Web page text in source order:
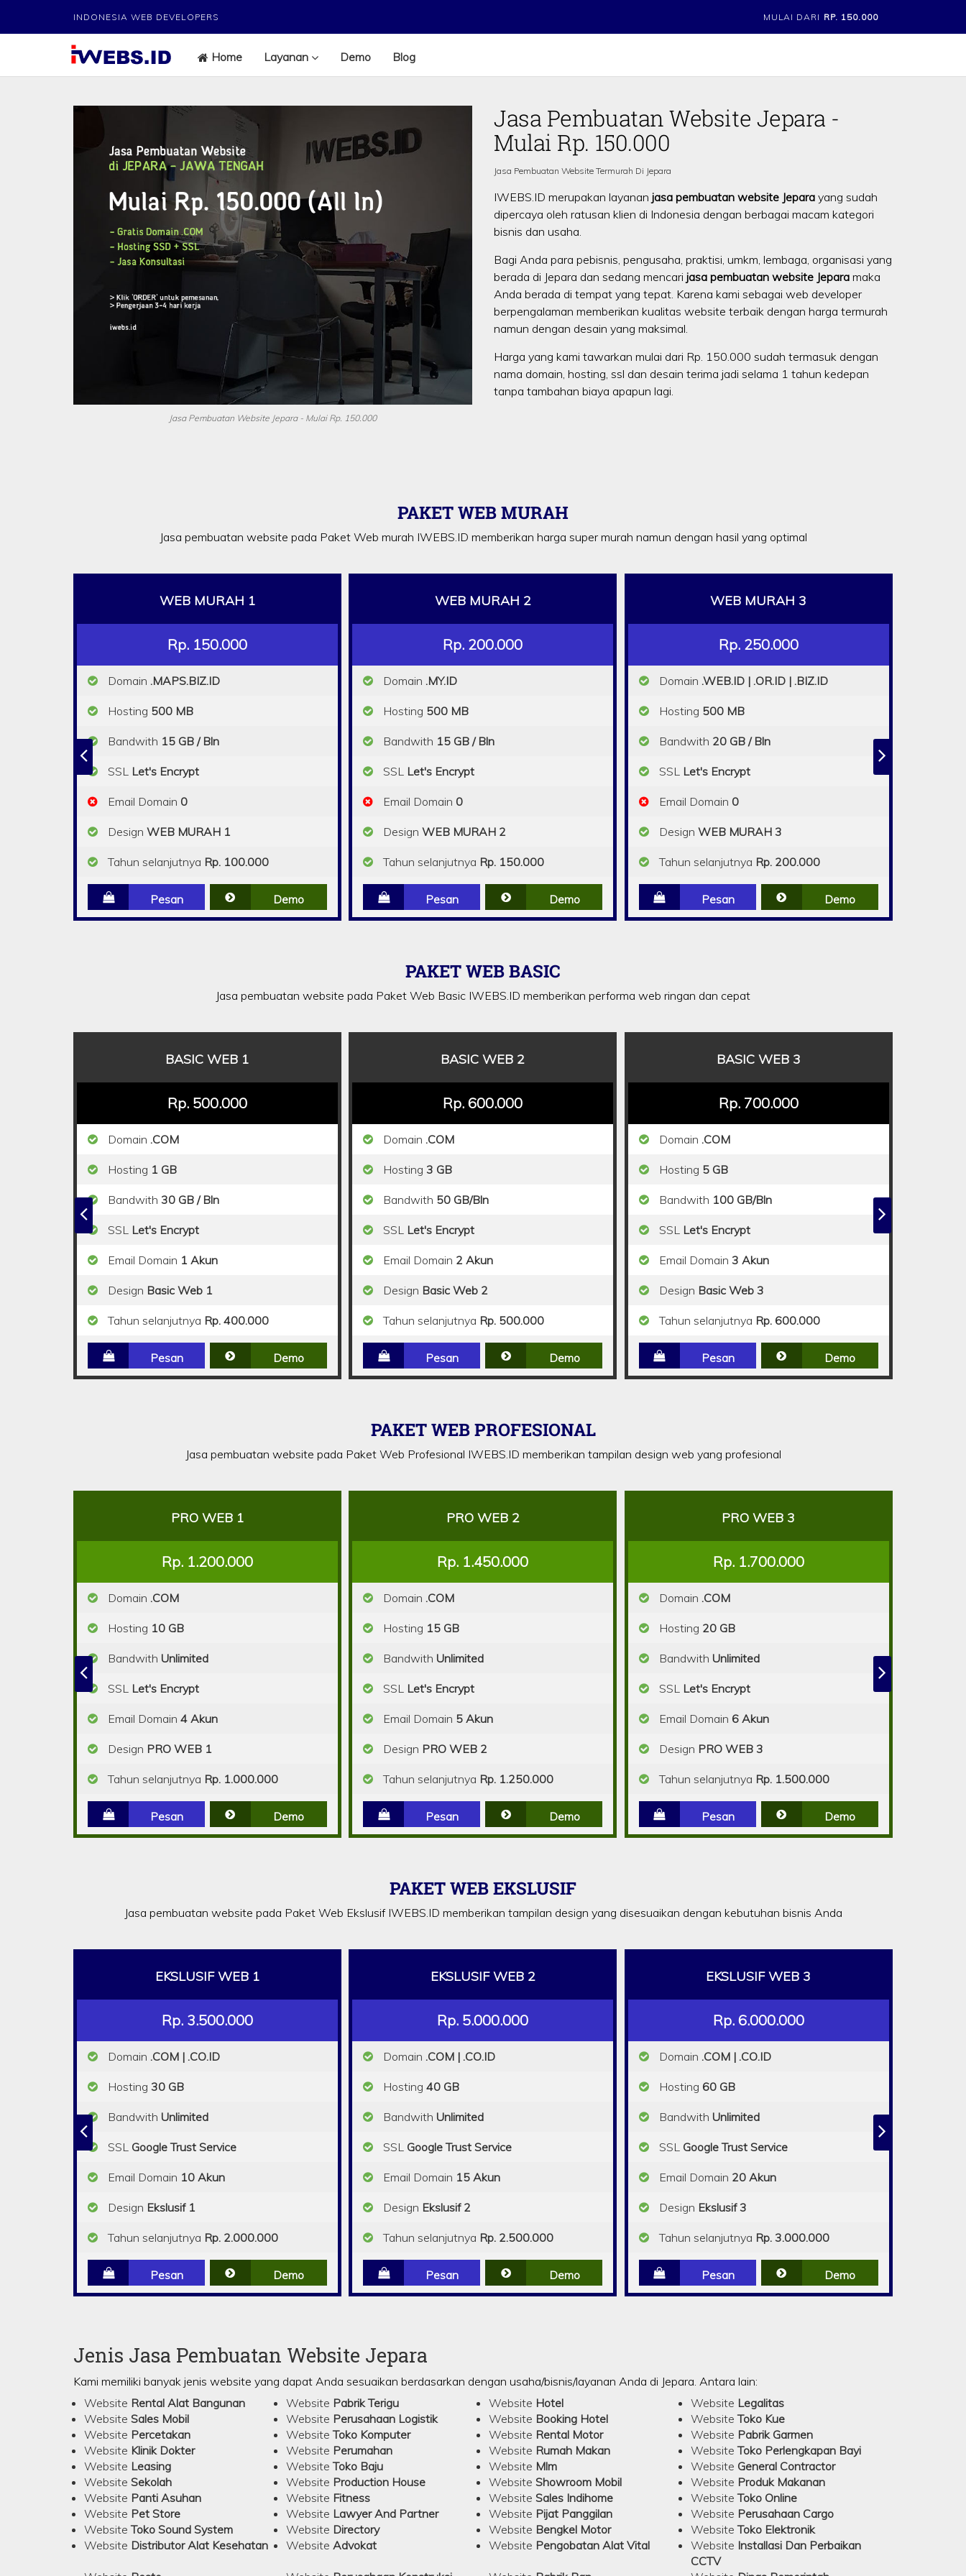
INDONESIA WEB DEVELOPERS MULAI DARI RP. 150.000
Home Layanan Demo Blog
Jasa Pembuatan Website Jepara - Mulai Rp. 150.000
Jasa Pembuatan Website Jepara -
Mulai Rp. 150.000
Jasa Pembuatan Website Termurah Di Jepara
IWEBS.ID merupakan layanan jasa pembuatan website Jepara yang sudah
dipercaya oleh ratusan klien di Indonesia dengan berbagai macam kategori
bisnis dan usaha.
Bagi Anda para pebisnis, pengusaha, praktisi, umkm, lembaga, organisasi yang
berada di Jepara dan sedang mencari jasa pembuatan website Jepara maka
Anda berada di tempat yang tepat. Karena kami sebagai web developer
berpengalaman memberikan kualitas website terbaik dengan harga termurah
namun dengan desain yang maksimal.
Harga yang kami tawarkan mulai dari Rp. 150.000 sudah termasuk dengan
nama domain, hosting, ssl dan desain terima jadi selama 1 tahun kedepan
tanpa tambahan biaya apapun lagi.
PAKET WEB MURAH
Jasa pembuatan website pada Paket Web murah IWEBS.ID memberikan harga super murah namun dengan hasil yang optimal
WEB MURAH 1
Rp. 150.000
Domain .MAPS.BIZ.ID
Hosting 500 MB
Bandwith 15 GB / Bln
SSL Let's Encrypt
Email Domain 0
Design WEB MURAH 1
Tahun selanjutnya Rp. 100.000
Pesan Demo
WEB MURAH 2
Rp. 200.000
Domain .MY.ID
Hosting 500 MB
Bandwith 15 GB / Bln
SSL Let's Encrypt
Email Domain 0
DesignWEB MURAH 2
Tahun selanjutnya Rp. 150.000
Pesan Demo
WEB MURAH 3
Rp. 250.000
Domain .WEB.ID | .OR.ID | .BIZ.ID
Hosting 500 MB
Bandwith 20 GB / Bln
SSL Let's Encrypt
Email Domain 0
Design WEB MURAH 3
Tahun selanjutnya Rp. 200.000
Pesan Demo
PAKET WEB BASIC
Jasa pembuatan website pada Paket Web Basic IWEBS.ID memberikan performa web ringan dan cepat
BASIC WEB 1
Rp. 500.000
Domain .COM
Hosting 1 GB
Bandwith 30 GB / Bln
SSL Let's Encrypt
Email Domain 1 Akun
Design Basic Web 1
Tahun selanjutnya Rp. 400.000
Pesan Demo
BASIC WEB 2
Rp. 600.000
Domain .COM
Hosting 3 GB
Bandwith 50 GB/Bln
SSL Let's Encrypt
Email Domain 2 Akun
Design Basic Web 2
Tahun selanjutnya Rp. 500.000
Pesan Demo
BASIC WEB 3
Rp. 700.000
Domain .COM
Hosting 5 GB
Bandwith 100 GB/Bln
SSL Let's Encrypt
Email Domain 3 Akun
Design Basic Web 3
Tahun selanjutnya Rp. 600.000
Pesan Demo
PAKET WEB PROFESIONAL
Jasa pembuatan website pada Paket Web Profesional IWEBS.ID memberikan tampilan design web yang profesional
PRO WEB 1
Rp. 1.200.000
Domain .COM
Hosting 10 GB
Bandwith Unlimited
SSL Let's Encrypt
Email Domain 4 Akun
Design PRO WEB 1
Tahun selanjutnya Rp. 1.000.000
Pesan Demo
PRO WEB 2
Rp. 1.450.000
Domain .COM
Hosting 15 GB
Bandwith Unlimited
SSL Let's Encrypt
Email Domain 5 Akun
Design PRO WEB 2
Tahun selanjutnya Rp. 1.250.000
Pesan Demo
PRO WEB 3
Rp. 1.700.000
Domain .COM
Hosting 20 GB
Bandwith Unlimited
SSL Let's Encrypt
Email Domain 6 Akun
Design PRO WEB 3
Tahun selanjutnya Rp. 1.500.000
Pesan Demo
PAKET WEB EKSLUSIF
Jasa pembuatan website pada Paket Web Ekslusif IWEBS.ID memberikan tampilan design yang disesuaikan dengan kebutuhan bisnis Anda
EKSLUSIF WEB 1
Rp. 3.500.000
Domain .COM | .CO.ID
Hosting 30 GB
Bandwith Unlimited
SSL Google Trust Service
Email Domain 10 Akun
Design Ekslusif 1
Tahun selanjutnya Rp. 2.000.000
Pesan Demo
EKSLUSIF WEB 2
Rp. 5.000.000
Domain .COM | .CO.ID
Hosting40 GB
Bandwith Unlimited
SSL Google Trust Service
Email Domain 15 Akun
Design Ekslusif 2
Tahun selanjutnya Rp. 2.500.000
Pesan Demo
EKSLUSIF WEB 3
Rp. 6.000.000
Domain .COM | .CO.ID
Hosting 60 GB
Bandwith Unlimited
SSL Google Trust Service
Email Domain 20 Akun
Design Ekslusif 3
Tahun selanjutnya Rp. 3.000.000
Pesan Demo
Jenis Jasa Pembuatan Website Jepara
Kami memiliki banyak jenis website yang dapat Anda sesuaikan berdasarkan dengan usaha/bisnis/layanan Anda di Jepara. Antara lain:
Website Rental Alat Bangunan Website Pabrik Terigu Website Hotel Website Legalitas
Website Sales Mobil Website Perusahaan Logistik Website Booking Hotel WebsiteToko Kue
Website Percetakan WebsiteToko Komputer Website Rental Motor Website Pabrik Garmen
Website Klinik Dokter Website Perumahan Website Rumah Makan WebsiteToko Perlengkapan Bayi
Website Leasing WebsiteToko Baju Website Mlm Website General Contractor
Website Sekolah Website Production House Website Showroom Mobil Website Produk Makanan
Website Panti Asuhan Website Fitness Website Sales Indihome WebsiteToko Online
Website Pet Store Website Lawyer And Partner Website Pijat Panggilan Website Perusahaan Cargo
WebsiteToko Sound System Website Directory Website Bengkel Motor WebsiteToko Elektronik
Website Distributor Alat Kesehatan WebsiteAdvokat Website Pengobatan Alat Vital Website Installasi Dan Perbaikan
CCTV